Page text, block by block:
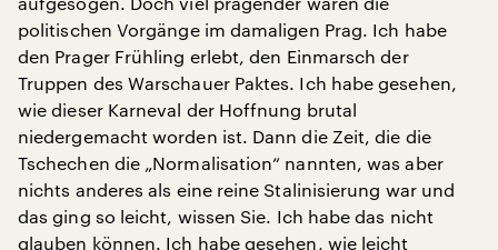
politischen Vorgänge im damaligen Prag. Ich habe
den Prager Frühling erlebt, den Einmarsch der
Truppen des Warschauer Paktes. Ich habe gesehen,
wie dieser Karneval der Hoffnung brutal
niedergemacht worden ist. Dann die Zeit, die die
Tschechen die „Normalisation“ nannten, was aber
nichts anderes als eine reine Stalinisierung war und
das ging so leicht, wissen Sie. Ich habe das nicht
glauben können. Ich habe gesehen, wie leicht